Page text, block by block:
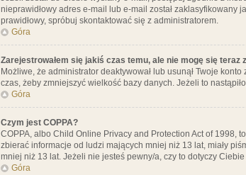
nieprawidłowy adres e-mail lub e-mail został
prawidłowy, spróbuj skontaktować się z administratorem.
Góra
Zarejestrowałem się jakiś czas temu, ale nie mogę się teraz
Możliwe, że administrator deaktywował lub usunął Twoje
czas, żeby zmniejszyć wielkość bazy danych. Jeżeli to
Góra
Czym jest COPPA?
COPPA, albo Child Online Privacy and Protection Act of
zbierać informacje od ludzi mających mniej niż 13 lat, miały
mniej niż 13 lat. Jeżeli nie jesteś pewny/a, czy to dotyczy
Góra